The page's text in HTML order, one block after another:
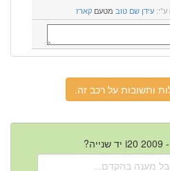
ע"י: עידן שם טוב מטעם קארז